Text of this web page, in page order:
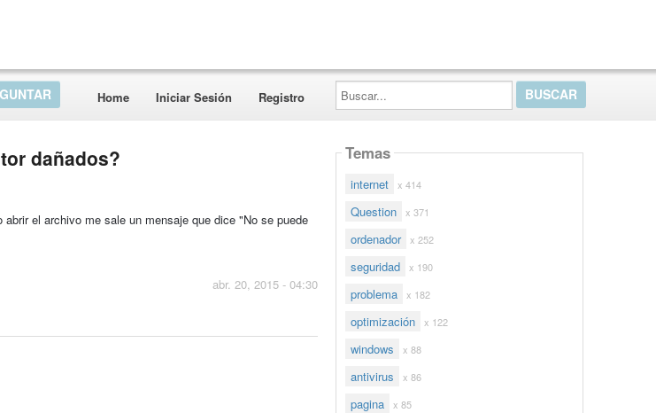
Home Iniciar Sesión Registro
Buscar...
dañados?
el archivo me sale un mensaje que dice "No se puede
abr. 20, 2015 - 04:30
Temas
internet x 414
Question x 371
ordenador x 252
seguridad x 190
problema x 182
optimización x 122
windows x 88
antivirus x 86
pagina x 85